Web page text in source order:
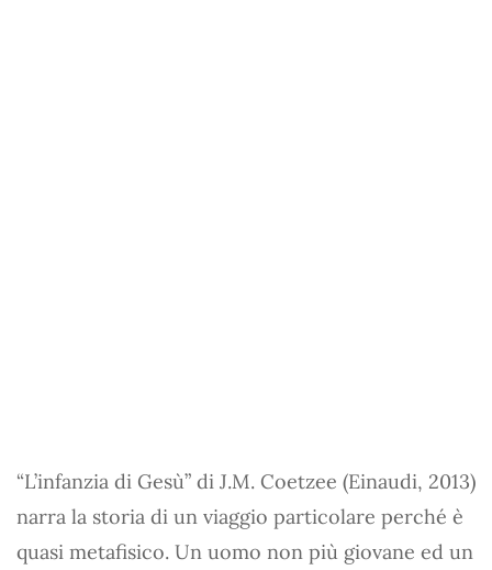
“L’infanzia di Gesù” di J.M. Coetzee (Einaudi, 2013)
narra la storia di un viaggio particolare perché è
quasi metafisico. Un uomo non più giovane ed un